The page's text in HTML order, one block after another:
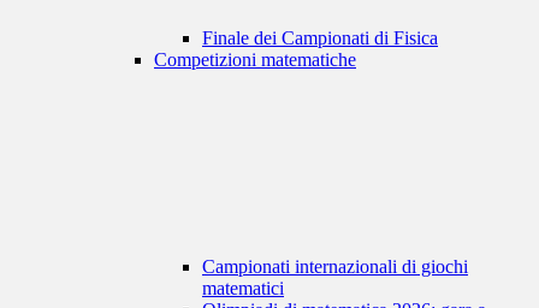
Finale dei Campionati di Fisica
Competizioni matematiche
Campionati internazionali di giochi
matematici